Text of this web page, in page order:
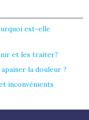
est-elle
et les traiter?
la douleur ?
inconvénients